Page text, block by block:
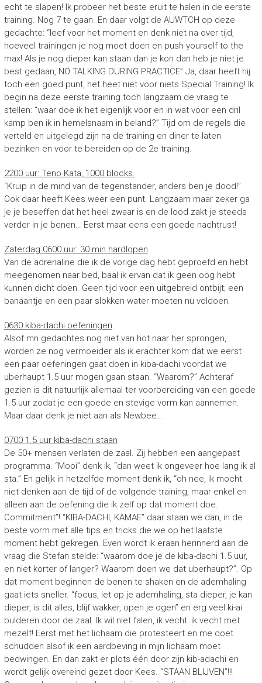
echt te slapen! Ik probeer het beste eruit te halen in de eerste
training. Nog 7 te gaan. En daar volgt de AUWTCH op deze
gedachte: “leef voor het moment en denk niet na over tijd,
hoeveel trainingen je nog moet doen en push yourself to the
max! Als je nog dieper kan staan dan je kon dan heb je niet je
best gedaan, NO TALKING DURING PRACTICE” Ja, daar heeft hij
toch een goed punt, het heet niet voor niets Special Training! Ik
begin na deze eerste training toch langzaam de vraag te
stellen: “waar doe ik het eigenlijk voor en in wat voor een dril
kamp ben ik in hemelsnaam in beland?” Tijd om de regels die
verteld en uitgelegd zijn na de training en diner te laten
bezinken en voor te bereiden op de 2e training.
2200 uur: Teno Kata, 1000 blocks.
“Kruip in de mind van de tegenstander, anders ben je dood!”
Ook daar heeft Kees weer een punt. Langzaam maar zeker ga
je je beseffen dat het heel zwaar is en de lood zakt je steeds
verder in je benen… Eerst maar eens een goede nachtrust!
Zaterdag 0600 uur: 30 min hardlopen
Van de adrenaline die ik de vorige dag hebt geproefd en hebt
meegenomen naar bed, baal ik ervan dat ik geen oog hebt
kunnen dicht doen. Geen tijd voor een uitgebreid ontbijt; een
banaantje en een paar slokken water moeten nu voldoen.
0630 kiba-dachi oefeningen
Alsof mn gedachtes nog niet van hot naar her sprongen,
worden ze nog vermoeider als ik erachter kom dat we eerst
een paar oefeningen gaat doen in kiba-dachi voordat we
uberhaupt 1.5 uur mogen gaan staan. “Waarom?” Achteraf
gezien is dit natuurlijk allemaal ter voorbereiding van een goede
1.5 uur zodat je een goede en stevige vorm kan aannemen.
Maar daar denk je niet aan als Newbee…
0700 1.5 uur kiba-dachi staan
De 50+ mensen verlaten de zaal. Zij hebben een aangepast
programma. “Mooi” denk ik, “dan weet ik ongeveer hoe lang ik al
sta.” En gelijk in hetzelfde moment denk ik, “oh nee, ik mocht
niet denken aan de tijd of de volgende training, maar enkel en
alleen aan de oefening die ik zelf op dat moment doe.
Commitment”! “KIBA-DACHI, KAMAE” daar staan we dan, in de
beste vorm met alle tips en tricks die we op het laatste
moment hebt gekregen. Even wordt ik eraan herinnerd aan de
vraag die Stefan stelde: “waarom doe je de kiba-dachi 1.5 uur,
en niet korter of langer? Waarom doen we dat uberhaupt?”. Op
dat moment beginnen de benen te shaken en de ademhaling
gaat iets sneller. “focus, let op je ademhaling, sta dieper, je kan
dieper, is dit alles, blijf wakker, open je ogen” en erg veel ki-ai
bulderen door de zaal. Ik wil niet falen, ik vecht: ik vecht met
mezelf! Eerst met het lichaam die protesteert en me doet
schudden alsof ik een aardbeving in mijn lichaam moet
bedwingen. En dan zakt er plots één door zijn kib-adachi en
wordt gelijk overeind gezet door Kees. “STAAN BLIJVEN”!!!